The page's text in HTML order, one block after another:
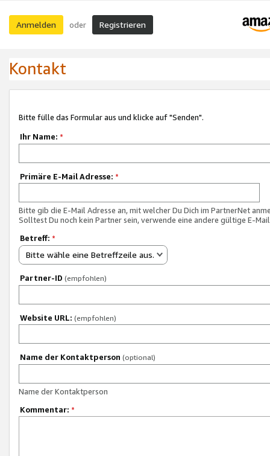
Anmelden oder Registrieren
Kontakt
Bitte fülle das Formular aus und klicke auf "Senden".
Ihr Name: *
Primäre E-Mail Adresse: *
Bitte gib die E-Mail Adresse an, mit welcher Du Dich im PartnerNet
Solltest Du noch kein Partner sein, verwende eine andere gültige E-
Betreff: *
Bitte wähle eine Betreffzeile aus.
Partner-ID (empfohlen)
Website URL: (empfohlen)
Name der Kontaktperson (optional)
Name der Kontaktperson
Kommentar: *